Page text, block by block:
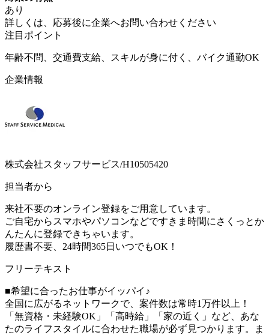
あり
詳しくは、応募後に企業へお問い合わせください
注目ポイント
年齢不問、交通費支給、スキルが身に付く、バイク通勤OK
企業情報
株式会社スタッフサービス/H10505420
担当者から
来社不要のオンライン登録をご用意しています。
ご自宅からスマホやパソコンなどですきま時間にさくっとか
んたんに登録できちゃいます。
履歴書不要、24時間365日いつでもOK！
フリーテキスト
■希望に合ったお仕事がイッパイ♪
全国に広がるネットワークで、案件数は常時1万件以上！
「無資格・未経験OK」「高時給」「家の近く」など、あな
たのライフスタイルに合わせた職場が必ず見つかります。ま